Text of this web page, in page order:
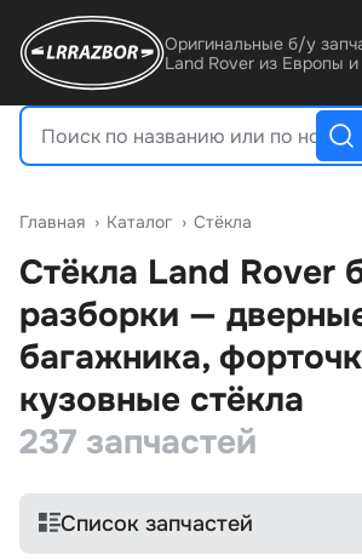
Оригинальные б/у
Land Rover из Европы
Главная › Катало › Стёкла
Стёкла Land Rover
разборки —
агажника,
кузовные стёкла
237 запчастей
Список запчастей